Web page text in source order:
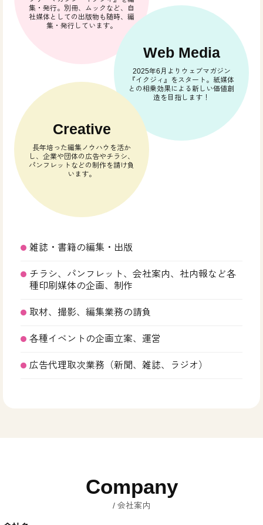
集・発行。別冊、ムックなど、自
社媒体としての出版物も随時、編
集・発行しています。
Web Media
2025年6月よりウェブマガジン
『イクジィ』をスタート。紙媒体
との相乗効果による新しい価値創
造を目指します！
Creative
長年培った編集ノウハウを活か
し、企業や団体の広告やチラシ、
パンフレットなどの制作を請け負
います。
雑誌・書籍の編集・出版
チラシ、パンフレット、会社案内、社内報など各
種印刷媒体の企画、制作
取材、撮影、編集業務の請負
各種イベントの企画立案、運営
広告代理取次業務（新聞、雑誌、ラジオ）
Company
会社案内